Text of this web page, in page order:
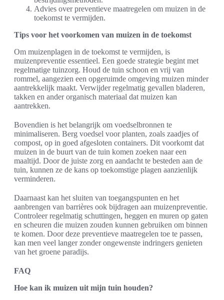
Advies over preventieve maatregelen om muizen in de
toekomst te vermijden.
Tips voor het voorkomen van muizen in de toekomst
Om muizenplagen in de toekomst te vermijden, is
muizenpreventie essentieel. Een goede strategie begint met
regelmatige tuinzorg. Houd de tuin schoon en vrij van
rommel, aangezien een opgeruimde omgeving muizen minder
aantrekkelijk maakt. Verwijder regelmatig gevallen bladeren,
takken en ander organisch materiaal dat muizen kan
aantrekken.
Bovendien is het belangrijk om voedselbronnen te
minimaliseren. Berg voedsel voor planten, zoals zaadjes of
compost, op in goed afgesloten containers. Dit voorkomt dat
muizen in de buurt van de tuin komen zoeken naar een
maaltijd. Door de juiste zorg en aandacht te besteden aan de
tuin, kunnen ze de kans op toekomstige plagen aanzienlijk
verminderen.
Daarnaast kan het sluiten van toegangspunten en het
aanbrengen van barrières ook bijdragen aan muizenpreventie.
Controleer regelmatig schuttingen, heggen en muren op gaten
en scheuren die muizen zouden kunnen gebruiken om binnen
te komen. Door deze preventieve maatregelen toe te passen,
kan men veel langer zonder ongewenste indringers genieten
van het groene paradijs.
FAQ
Hoe kan ik muizen uit mijn tuin houden?